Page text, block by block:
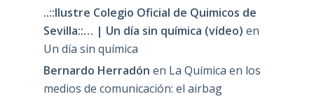
..::Ilustre Colegio Oficial de Quimicos de
Sevilla::… | Un día sin química (vídeo) en
Un día sin química
Bernardo Herradón en La Química en los
medios de comunicación: el airbag